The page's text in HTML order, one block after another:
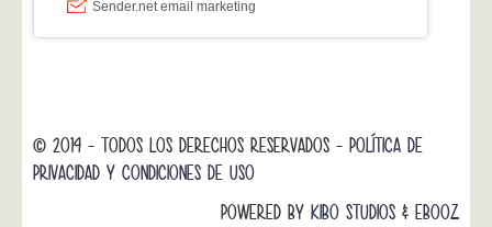
© 2014 - TODOS LOS DERECHOS RESERVADOS - POLÍTICA DE
PRIVACIDAD Y CONDICIONES DE USO
POWERED BY KIBO STUDIOS & EBOOZ